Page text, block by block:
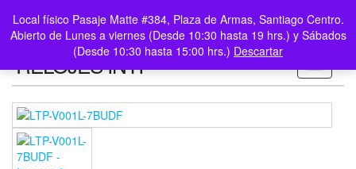
Local físico Pasaje Matte #384, Plaza de Armas, Santiago Centro.
Abierto de Lunes a viernes (Desde 10:30 hasta 19 hrs.) y Sábados
(Desde 10:30 hasta 15:00 hrs.) Descartar
LOGIN /
REGISTER
0
$0
Toggle
RELOJES INTI